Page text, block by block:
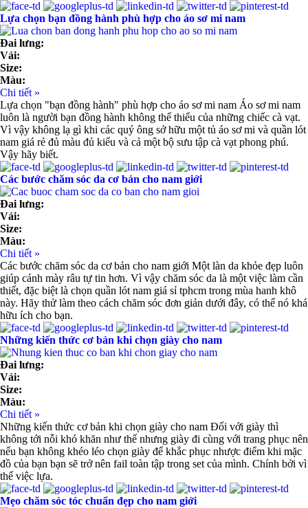
Lựa chọn bạn đồng hành phù hợp cho áo sơ mi nam
Đai lưng:
Vải:
Size:
Màu:
Chi tiết »
Lựa chọn "bạn đồng hành" phù hợp cho áo sơ mi nam Áo sơ mi nam
luôn là người bạn đồng hành không thể thiếu của những chiếc cà vạt.
Vì vậy không lạ gì khi các quý ông sở hữu một tủ áo sơ mi và quần lót
nam giá rẻ đủ màu đủ kiểu và cả một bộ sưu tập cà vạt phong phú.
Vậy hãy biết.
Các bước chăm sóc da cơ bản cho nam giới
Đai lưng:
Vải:
Size:
Màu:
Chi tiết »
Các bước chăm sóc da cơ bản cho nam giới Một làn da khỏe đẹp luôn
giúp cánh mày râu tự tin hơn. Vì vậy chăm sóc da là một việc làm cần
thiết, đặc biệt là chọn quần lót nam giá sỉ tphcm trong mùa hanh khô
này. Hãy thử làm theo cách chăm sóc đơn giản dưới đây, có thể nó khá
hữu ích cho bạn.
Những kiến thức cơ bản khi chọn giày cho nam
Đai lưng:
Vải:
Size:
Màu:
Chi tiết »
Những kiến thức cơ bản khi chọn giày cho nam Đối với giày thì
không tới nỗi khó khăn như thế nhưng giày đi cùng với trang phục nên
nếu bạn không khéo léo chọn giày để khắc phục nhược điểm khi mặc
đồ của bạn bạn sẽ trở nên fail toàn tập trong set của mình. Chính bởi vì
thế việc lựa.
Mẹo chăm sóc tóc chuẩn đẹp cho nam giới